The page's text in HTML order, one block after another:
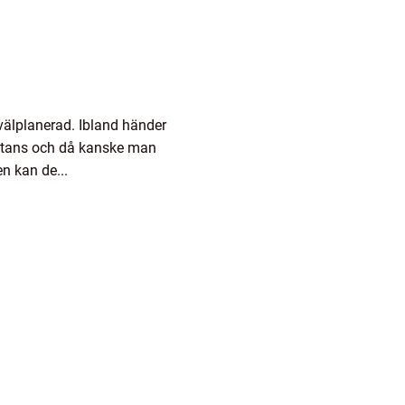
Ibland händer
och då kanske man
kan de...